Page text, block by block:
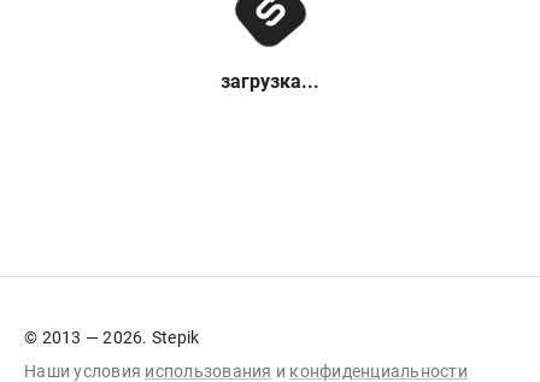
загрузка...
© 2013 — 2026. Stepik
Наши условия использования и конфиденциальности